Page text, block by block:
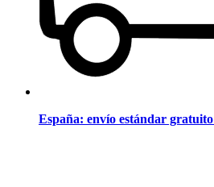
España: envío estándar gratuito